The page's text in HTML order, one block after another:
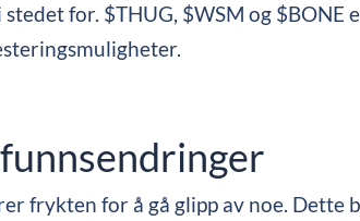
for. $THUG, $WSM og
frykten for å gå glipp av noe.